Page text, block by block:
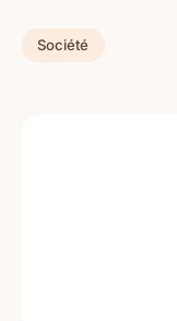
Société